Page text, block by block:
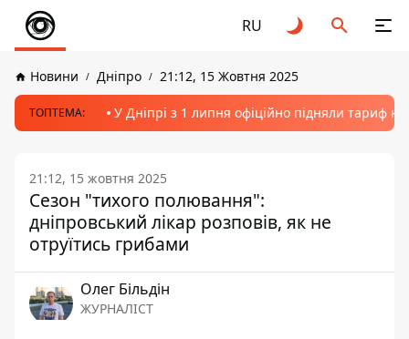
RU
Новини Дніпро 21:12, 15 Жовтня 2025
ТОПТЕМА: У Дніпрі з 1 липня офіційно підняли тариф
21:12, 15 жовтня 2025
Сезон "тихого полювання":
дніпровський лікар розповів, як не
отруїтись грибами
Олег Більдін
ЖУРНАЛІСТ